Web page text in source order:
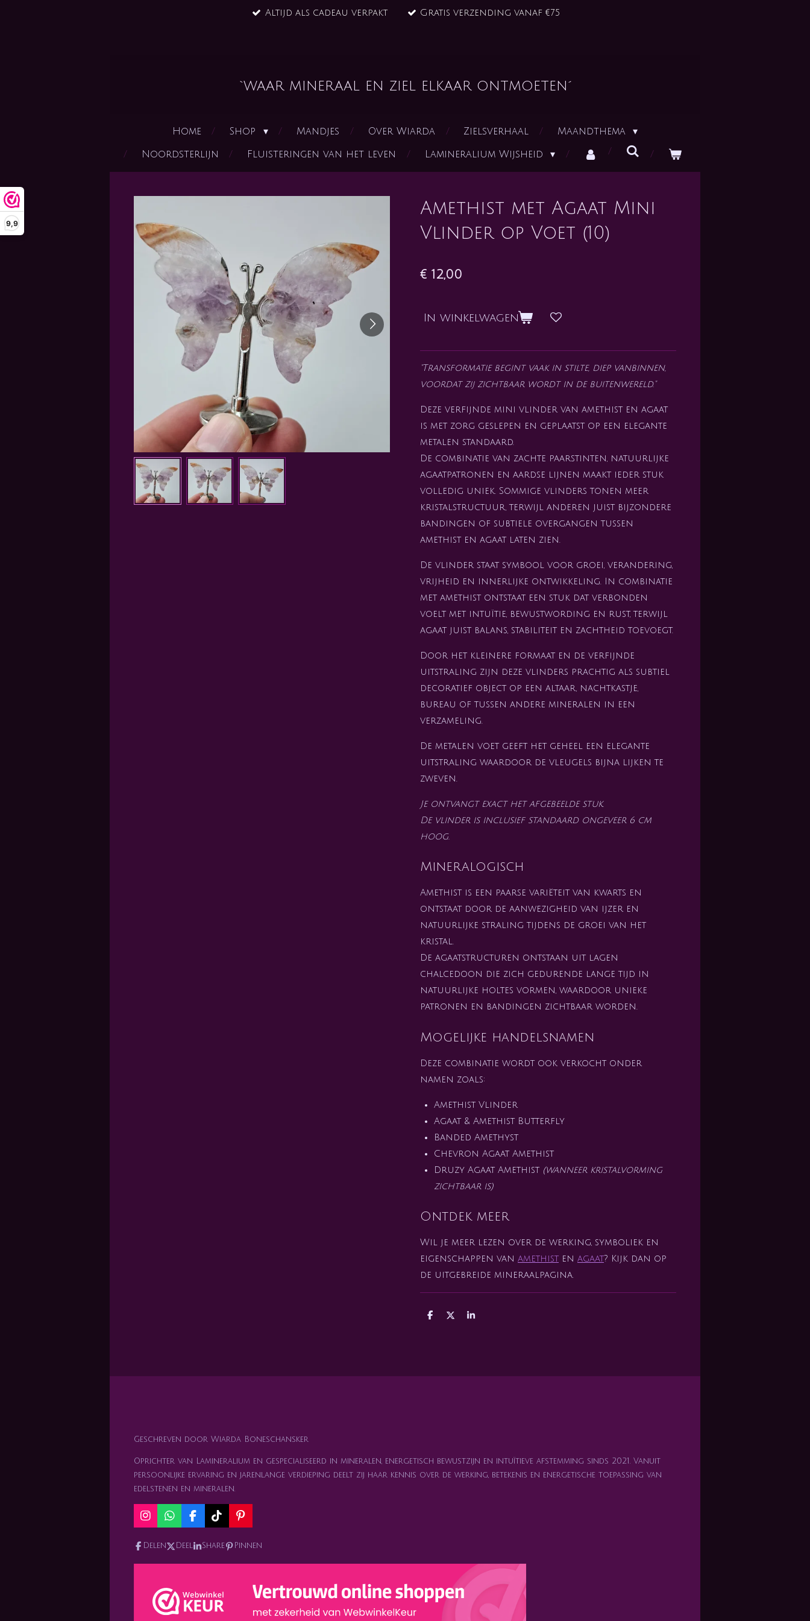
9,9
Altijd als cadeau verpakt Gratis verzending vanaf €75
`waar mineraal en ziel elkaar ontmoeten´
Home Shop Mandjes Over Wiarda Zielsverhaal Maandthema
Noordsterlijn Fluisteringen van het leven Lamineralium Wijsheid
Amethist met Agaat Mini
Vlinder op Voet (10)
€ 12,00
In winkelwagen
"Transformatie begint vaak in stilte, diep vanbinnen,
voordat zij zichtbaar wordt in de buitenwereld."
Deze verfijnde mini vlinder van amethist en agaat
is met zorg geslepen en geplaatst op een elegante
metalen standaard.
De combinatie van zachte paarstinten, natuurlijke
agaatpatronen en aardse lijnen maakt ieder stuk
volledig uniek. Sommige vlinders tonen meer
kristalstructuur, terwijl anderen juist bijzondere
bandingen of subtiele overgangen tussen
amethist en agaat laten zien.
De vlinder staat symbool voor groei, verandering,
vrijheid en innerlijke ontwikkeling. In combinatie
met amethist ontstaat een stuk dat verbonden
voelt met intuïtie, bewustwording en rust, terwijl
agaat juist balans, stabiliteit en zachtheid toevoegt.
Door het kleinere formaat en de verfijnde
uitstraling zijn deze vlinders prachtig als subtiel
decoratief object op een altaar, nachtkastje,
bureau of tussen andere mineralen in een
verzameling.
De metalen voet geeft het geheel een elegante
uitstraling waardoor de vleugels bijna lijken te
zweven.
Je ontvangt exact het afgebeelde stuk.
De vlinder is inclusief standaard ongeveer 6 cm
hoog.
Mineralogisch
Amethist is een paarse variëteit van kwarts en
ontstaat door de aanwezigheid van ijzer en
natuurlijke straling tijdens de groei van het
kristal.
De agaatstructuren ontstaan uit lagen
chalcedoon die zich gedurende lange tijd in
natuurlijke holtes vormen, waardoor unieke
patronen en bandingen zichtbaar worden.
Mogelijke handelsnamen
Deze combinatie wordt ook verkocht onder
namen zoals:
Amethist Vlinder
Agaat & Amethist Butterfly
Banded Amethyst
Chevron Agaat Amethist
Druzy Agaat Amethist (wanneer kristalvorming
zichtbaar is)
Ontdek meer
Wil je meer lezen over de werking, symboliek en
eigenschappen van amethist en agaat? Kijk dan op
de uitgebreide mineraalpagina.
D
D
S
Geschreven door Wiarda Boneschansker
Oprichter van Lamineralium en gespecialiseerd in mineralen, energetisch bewustzijn en intuïtieve afstemming sinds 2021. Vanuit
persoonlijke ervaring en jarenlange verdieping deelt zij haar kennis over de werking, betekenis en energetische toepassing van
edelstenen en mineralen.
I
s
a
m
W
a
t
s
p
F
c
e
b
k
T
k
o
P
n
e
Delen Deel Share Pinnen